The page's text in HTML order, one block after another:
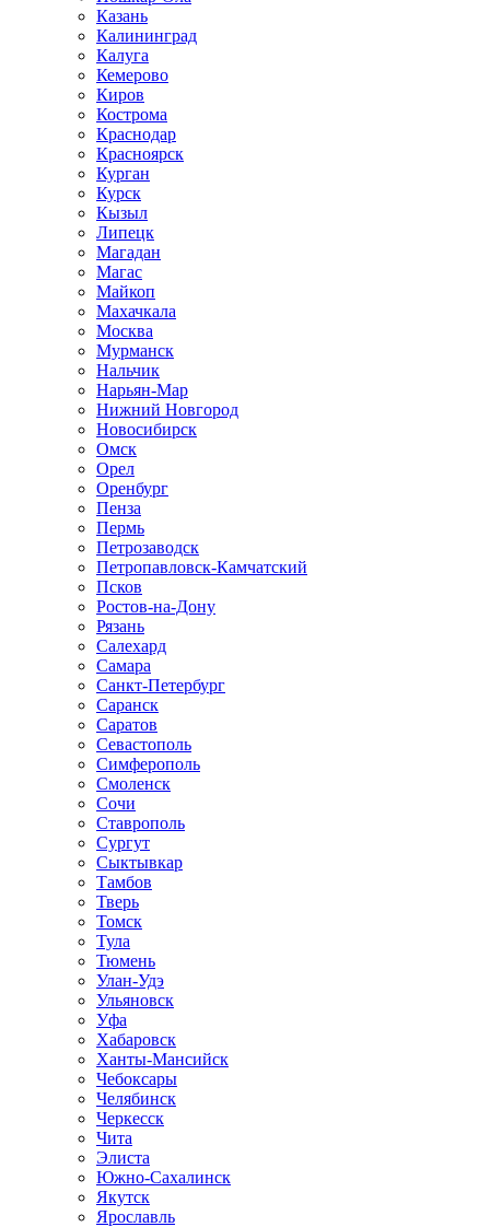
Казань
Калининград
Калуга
Кемерово
Киров
Кострома
Краснодар
Красноярск
Курган
Курск
Кызыл
Липецк
Магадан
Магас
Майкоп
Махачкала
Москва
Мурманск
Нальчик
Нарьян-Мар
Нижний Новгород
Новосибирск
Омск
Орел
Оренбург
Пенза
Пермь
Петрозаводск
Петропавловск-Камчатский
Псков
Ростов-на-Дону
Рязань
Салехард
Самара
Санкт-Петербург
Саранск
Саратов
Севастополь
Симферополь
Смоленск
Сочи
Ставрополь
Сургут
Сыктывкар
Тамбов
Тверь
Томск
Тула
Тюмень
Улан-Удэ
Ульяновск
Уфа
Хабаровск
Ханты-Мансийск
Чебоксары
Челябинск
Черкесск
Чита
Элиста
Южно-Сахалинск
Якутск
Ярославль